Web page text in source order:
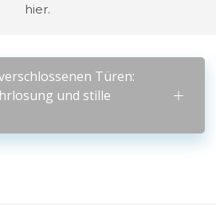
hier.
Türen:
und stille